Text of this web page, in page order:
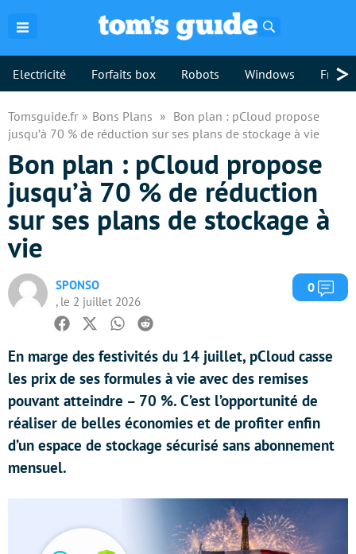
Electricité Forfaits box Robots Windows >
Tomsguide.fr Bons Plans
Bon plan : pCloud propose
jusqu’à 70 % de réduction sur ses plans de stockage à vie
Bon plan : pCloud propose
jusqu’à 70 % de réduction
sur ses plans de stockage à
vie
SPONSO
, le 2 juillet 2026
0
Facebook
TwitterWhatsapp
Reddit
En marge des festivités du 14 juillet, pCloud casse
les prix de ses formules à vie avec des remises
pouvant atteindre – 70 %. C’est l’opportunité de
réaliser de belles économies et de profiter enfin
d’un espace de stockage sécurisé sans abonnement
mensuel.